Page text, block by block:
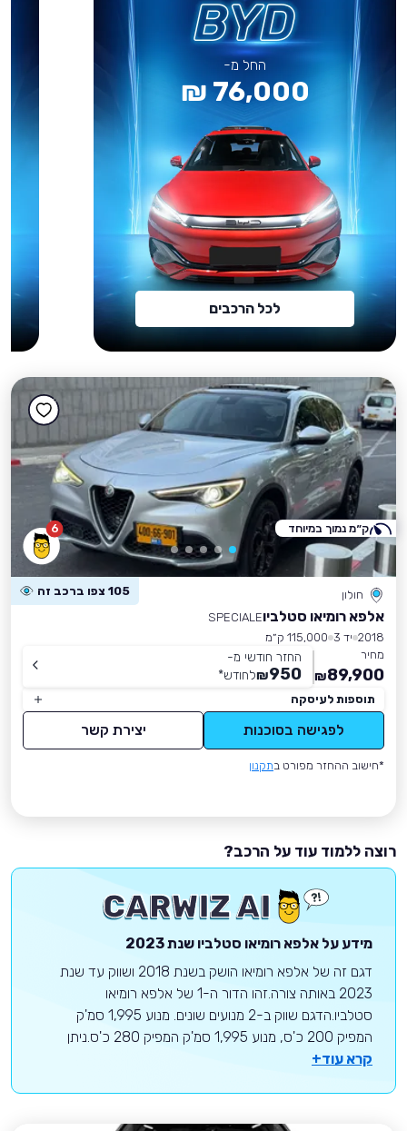
החל מ-
76,000 ₪
לכל הרכבים
6
חולון 105 צפו ברכב זה
אלפא רומיאו סטלביוSPECIALE
2018 יד 3
115,000 ק״מ
מחיר
89,900
₪
החזר חודשי מ-
950
₪לחודש*
תוספות לעיסקה
לפגישה בסוכנות יצירת קשר
*חישוב ההחזר מפורט בתקנון
ק״מ נמוך במיוחד
רוצה ללמוד עוד על הרכב?
מידע על אלפא רומיאו סטלביו שנת 2023
דגם זה של אלפא רומיאו הושק בשנת 2018 ושווק עד שנת
2023 באותה צורה.זהו הדור ה-1 של אלפא רומיאו
סטלביו.הדגם שווק ב-2 מנועים שונים. מנוע 1,995 סמ'ק
המפיק 200 כ'ס, מנוע 1,995 סמ'ק המפיק 280 כ'ס.ניתן
קרא עוד+